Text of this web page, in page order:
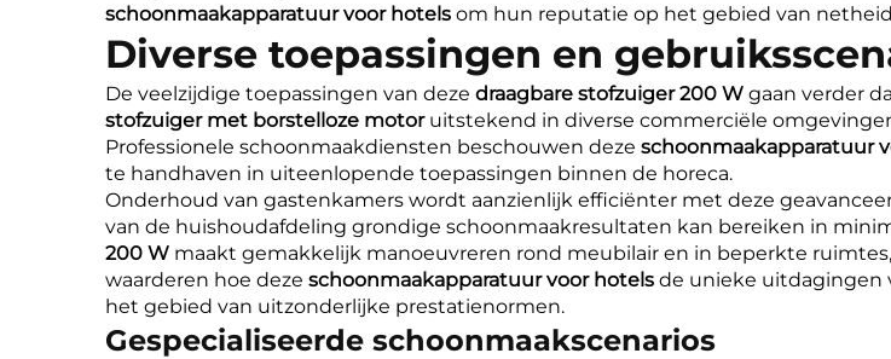
schoonmaakapparatuur voor hotels om hun reputatie op het gebied van
Diverse toepassingen en
De veelzijdige toepassingen van deze draagbare stofzuiger 200 W gaan verder
stofzuiger met borstelloze motor uitstekend in diverse commerciële
Professionele schoonmaakdiensten beschouwen deze schoonmaakapparatuur
te handhaven in uiteenlopende toepassingen binnen de horeca.
Onderhoud van gastenkamers wordt aanzienlijk efficiënter met deze
van de huishoudafdeling grondige schoonmaakresultaten kan bereiken in
200 W maakt gemakkelijk manoeuvreren rond meubilair en in beperkte
waarderen hoe deze schoonmaakapparatuur voor hotels de unieke uitdagingen
het gebied van uitzonderlijke prestatienormen.
Gespecialiseerde schoonmaakscenarios